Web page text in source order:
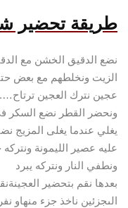
طريقة تحضير
الزيت ونخلطهم مع بعض
عجين نترك العجين ترتاح….
ونحضر القطر نضع السكر
يغلي عندما يغلى المزيج
عليه عصير الليمونة
ونطفي النار ونتركه يبرد
بعدها نقم بتحضير
الىجزئين ناخذ جزء منهاو